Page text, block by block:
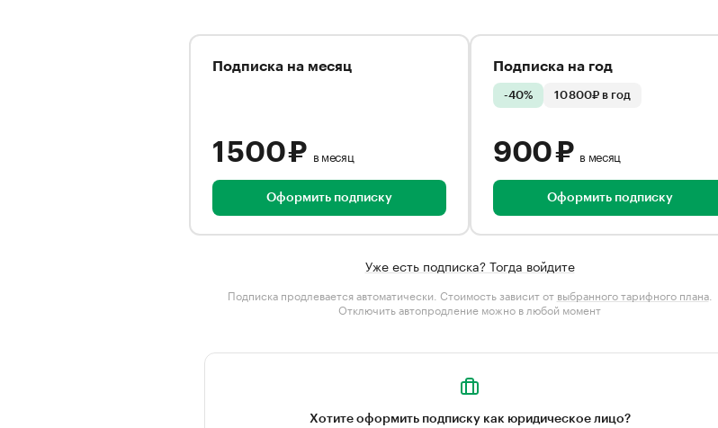
Подписка на месяц
1 500 ₽ в месяц
Оформить подписку
Подписка на год
-40% 10 800₽ в год
900 ₽ в месяц
Оформить подписку
Уже есть подписка? Тогда войдите
Подписка продлевается автоматически. Стоимость зависит от выбранного тарифного плана.
Отключить автопродление можно в любой момент
Хотите оформить подписку как юридическое лицо?